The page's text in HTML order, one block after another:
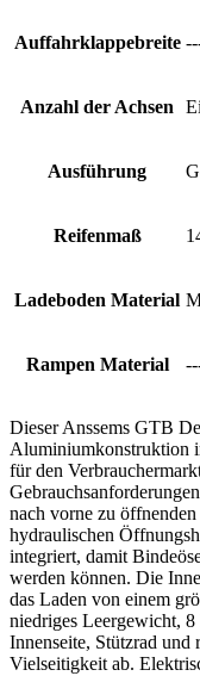
Auffahrklappebreite
Anzahl der Achsen
Ausführung
Reifenmaß
Ladeboden Material
Rampen Material
Dieser Anssems GTB
Aluminiumkonstruktion
für den
nach vorne zu
hydraulischen
integriert, damit
werden können. Die
das Laden von einem
niedriges Leergewicht,
Innenseite, Stützrad und
Vielseitigkeit ab.